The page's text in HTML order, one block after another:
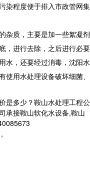
染程度便于排入市政管网集
杂质，主要是加一些絮凝剂
，进行去除，之后进行必要
水，还要经过消毒，沈阳水
用水处理设备破坏细菌、
是多少？鞍山水处理工程公
承接鞍山软化水设备,鞍山
,